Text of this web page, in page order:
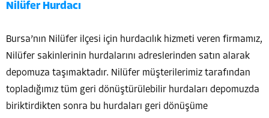
Nilüfer Hurdacı
Bursa’nın Nilüfer ilçesi için hurdacılık hizmeti veren firmamız,
Nilüfer sakinlerinin hurdalarını adreslerinden satın alarak
depomuza taşımaktadır. Nilüfer müşterilerimiz tarafından
topladığımız tüm geri dönüştürülebilir hurdaları depomuzda
biriktirdikten sonra bu hurdaları geri dönüşüme